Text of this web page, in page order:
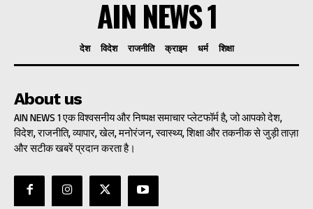
AIN NEWS 1
देश विदेश राजनीति क्राइम धर्म शिक्षा
About us
AIN NEWS 1 एक विश्वसनीय और निष्पक्ष समाचार प्लेटफॉर्म है, जो आपको देश,
विदेश, राजनीति, व्यापार, खेल, मनोरंजन, स्वास्थ्य, शिक्षा और तकनीक से जुड़ी ताज़ा
और सटीक खबरें प्रदान करता है।